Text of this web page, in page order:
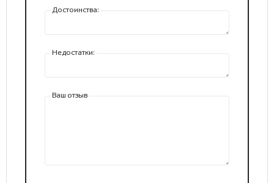
Достоинства:
Недостатки:
Ваш отзыв